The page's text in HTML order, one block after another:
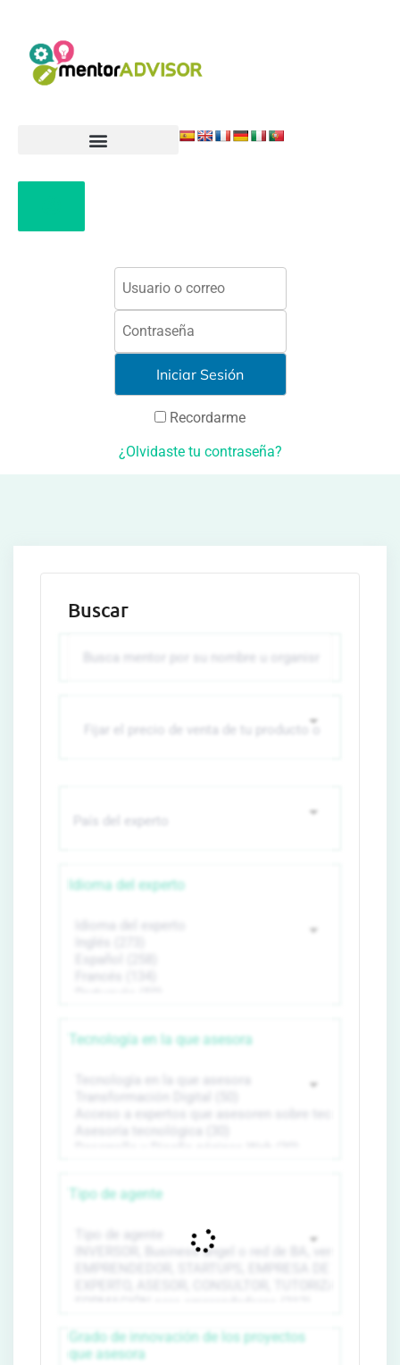
Recordarme
¿Olvidaste tu contraseña?
Buscar
Idioma del experto
Tecnología en la que asesora
Tipo de agente
Grado de innovación de los proyectos
que asesora